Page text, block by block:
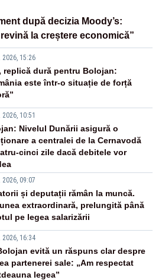
după decizia Moody’s:
la creștere economică”
2026, 15:26
replică dură pentru Bolojan:
este într-o situație de forță
10:51
Nivelul Dunării asigură o
a centralei de la Cernavodă
cinci zile dacă debitele vor
2026, 09:07
și deputații rămân la muncă.
extraordinară, prelungită până
pe legea salarizării
2026, 16:34
evită un răspuns clar despre
partenerei sale: „Am respectat
legea”